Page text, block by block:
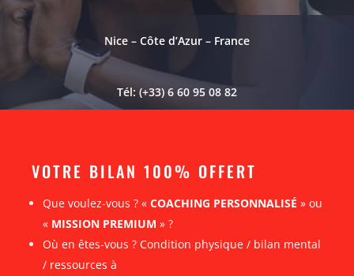
Nice – Côte d’Azur – France
Tél: (+33) 6 60 95 08 82
VOTRE BILAN 100% OFFERT
Que voulez-vous ? « COACHING PERSONNALISÉ » ou
« MISSION PREMIUM » ?
Où en êtes-vous ? Condition physique / bilan mental
/ ressources à